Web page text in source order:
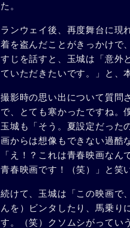
た。
ランウェイ後、再度舞台に現
着を盗んだことがきっかけで
すじを話すと、玉城は「意外
ていただきたいです。」と、
撮影時の思い出について質問
で、とても寒かったですね。
玉城も「そう。夏設定だった
画からは想像もできない過酷
「え！？これは青春映画な
青春映画です！（笑）」と笑
続けて、玉城は「この映画で
んを）ビンタしたり、馬乗り
す。（笑）クソムシがってい